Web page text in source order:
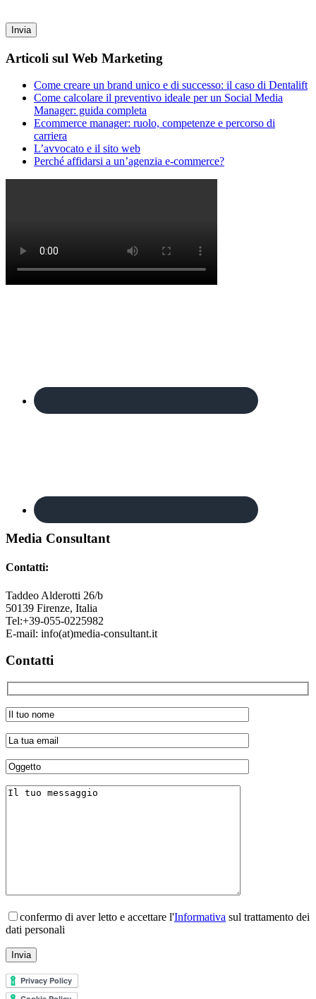
Articoli sul Web Marketing
Come creare un brand unico e di successo: il caso di Dentalift
Come calcolare il preventivo ideale per un Social Media
Manager: guida completa
Ecommerce manager: ruolo, competenze e percorso di
carriera
L’avvocato e il sito web
Perché affidarsi a un’agenzia e-commerce?
Footer
Media Consultant
Contatti:
Taddeo Alderotti 26/b
50139 Firenze, Italia
Tel:+39-055-0225982
E-mail: info(at)media-consultant.it
Contatti
confermo di aver letto e accettare l'Informativa sul trattamento dei
dati personali